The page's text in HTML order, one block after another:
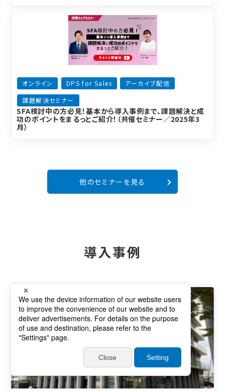
オンライン DPS for Sales
アーカイブ配信
課題解決セミナー
SFA検討中の方必見！基本から導入事例まで、課題解決と成
功のポイントをまるっとご紹介！（共催セミナー／2025年3
月）
他のセミナーを見る
導入事例